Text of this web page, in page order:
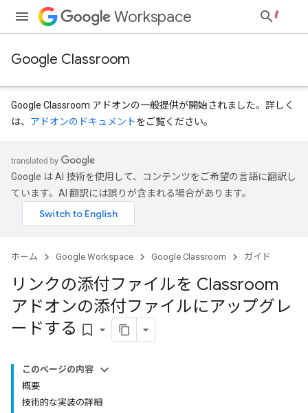
Workspace
Google Classroom
Google Classroom アドオンの一般提供が開始されました。詳しく
は、 アドオンのドキュメントをご覧ください。
Google は AI 技術を使用して、コンテンツをご希望の言語に翻訳し
ています。AI 翻訳には誤りが含まれる場合があります。
ホーム Google Workspace Google Classroom ガイド
リンクの添付ファイルを Classroom
アドオンの添付ファイルにアップグレ
ードする bookmark_border
このページの内容
概要
技術的な実装の詳細